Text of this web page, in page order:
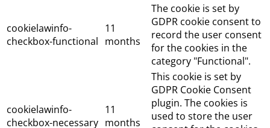
cookielawinfo-
checkbox-functional
11
months
The cookie is set by
GDPR cookie consent to
record the user consent
for the cookies in the
category "Functional".
cookielawinfo-
checkbox-necessary
11
months
This cookie is set by
GDPR Cookie Consent
plugin. The cookies is
used to store the user